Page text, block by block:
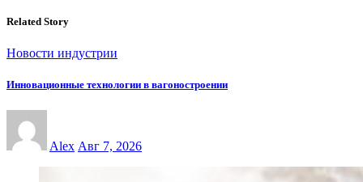
Related Story
Новости индустрии
Инновационные технологии в вагоностроении
Alex Авг 7, 2026